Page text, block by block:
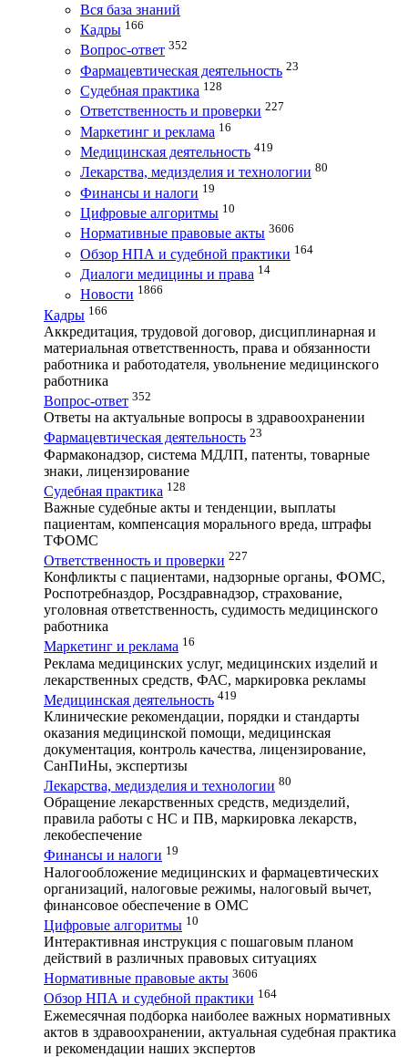
Вся база знаний
Кадры 166
Вопрос-ответ 352
Фармацевтическая деятельность 23
Судебная практика 128
Ответственность и проверки 227
Маркетинг и реклама 16
Медицинская деятельность 419
Лекарства, медизделия и технологии 80
Финансы и налоги 19
Цифровые алгоритмы 10
Нормативные правовые акты 3606
Обзор НПА и судебной практики 164
Диалоги медицины и права 14
Новости 1866
Кадры 166
Аккредитация, трудовой договор, дисциплинарная и
материальная ответственность, права и обязанности
работника и работодателя, увольнение медицинского
работника
Вопрос-ответ 352
Ответы на актуальные вопросы в здравоохранении
Фармацевтическая деятельность 23
Фармаконадзор, система МДЛП, патенты, товарные
знаки, лицензирование
Судебная практика 128
Важные судебные акты и тенденции, выплаты
пациентам, компенсация морального вреда, штрафы
ТФОМС
Ответственность и проверки 227
Конфликты с пациентами, надзорные органы, ФОМС,
Роспотребназдор, Росздравнадзор, страхование,
уголовная ответственность, судимость медицинского
работника
Маркетинг и реклама 16
Реклама медицинских услуг, медицинских изделий и
лекарственных средств, ФАС, маркировка рекламы
Медицинская деятельность 419
Клинические рекомендации, порядки и стандарты
оказания медицинской помощи, медицинская
документация, контроль качества, лицензирование,
СанПиНы, экспертизы
Лекарства, медизделия и технологии 80
Обращение лекарственных средств, медизделий,
правила работы с НС и ПВ, маркировка лекарств,
лекобеспечение
Финансы и налоги 19
Налогообложение медицинских и фармацевтических
организаций, налоговые режимы, налоговый вычет,
финансовое обеспечение в ОМС
Цифровые алгоритмы 10
Интерактивная инструкция с пошаговым планом
действий в различных правовых ситуациях
Нормативные правовые акты 3606
Обзор НПА и судебной практики 164
Ежемесячная подборка наиболее важных нормативных
актов в здравоохранении, актуальная судебная практика
и рекомендации наших экспертов